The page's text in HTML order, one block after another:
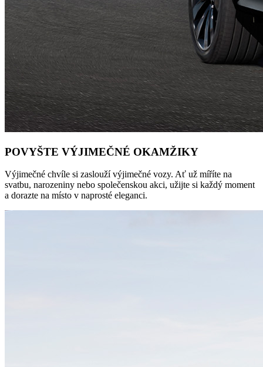
POVYŠTE VÝJIMEČNÉ OKAMŽIKY
Výjimečné chvíle si zaslouží výjimečné vozy. Ať už míříte na
svatbu, narozeniny nebo společenskou akci, užijte si každý moment
a dorazte na místo v naprosté eleganci.